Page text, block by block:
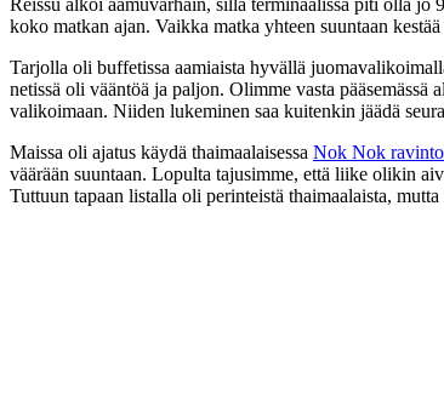
Reissu alkoi aamuvarhain, sillä terminaalissa piti olla jo
koko matkan ajan. Vaikka matka yhteen suuntaan
Tarjolla oli buffetissa aamiaista hyvällä
netissä oli vääntöä ja paljon. Olimme vasta
valikoimaan. Niiden lukeminen saa kuitenkin jäädä
Maissa oli ajatus käydä thaimaalaisessa Nok Nok
väärään suuntaan. Lopulta tajusimme, että liike olikin
Tuttuun tapaan listalla oli perinteistä thaimaalaista,